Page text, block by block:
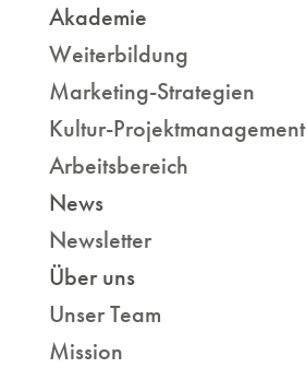
Akademie
Weiterbildung
Marketing-Strategien
Kultur-Projektmanagement
Arbeitsbereich
News
Newsletter
Über uns
Unser Team
Mission